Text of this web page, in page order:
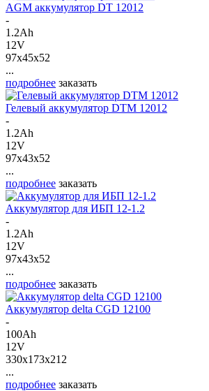
AGM аккумулятор DT 12012
-
1.2Ah
12V
97x45x52
...
подробнее заказать
Гелевый аккумулятор DTM 12012
-
1.2Ah
12V
97x43x52
...
подробнее заказать
Аккумулятор для ИБП 12-1.2
-
1.2Ah
12V
97x43x52
...
подробнее заказать
Аккумулятор delta CGD 12100
-
100Ah
12V
330x173x212
...
подробнее заказать